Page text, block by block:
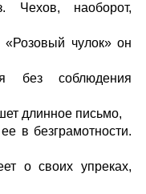
Чехов, наоборот,
чулок» он
без соблюдения
длинное письмо,
в безграмотности.
о своих упреках,